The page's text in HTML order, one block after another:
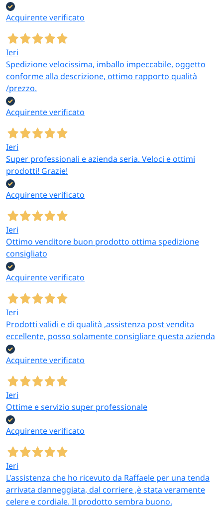
Acquirente verificato
Ieri
Spedizione velocissima, imballo impeccabile, oggetto
conforme alla descrizione, ottimo rapporto qualità
/prezzo.
Acquirente verificato
Ieri
Super professionali e azienda seria. Veloci e ottimi
prodotti! Grazie!
Acquirente verificato
Ieri
Ottimo venditore buon prodotto ottima spedizione
consigliato
Acquirente verificato
Ieri
Prodotti validi e di qualità ,assistenza post vendita
eccellente, posso solamente consigliare questa azienda
Acquirente verificato
Ieri
Ottime e servizio super professionale
Acquirente verificato
Ieri
L'assistenza che ho ricevuto da Raffaele per una tenda
arrivata danneggiata, dal corriere ,è stata veramente
celere e cordiale. Il prodotto sembra buono.